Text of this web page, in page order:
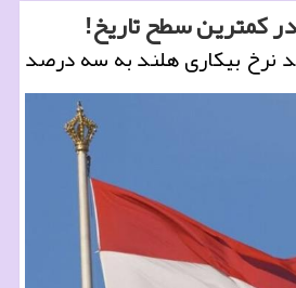
كمترین سطح تاریخ!
نرخ بیكاری هلند به سه درصد